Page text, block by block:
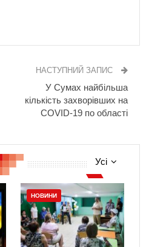
НАСТУПНИЙ ЗАПИС
У Сумах найбільша
кількість захворівших на
COVID-19 по області
Усі
НОВИНИ